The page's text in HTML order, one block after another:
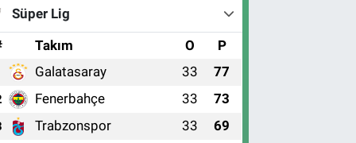
Süper Lig
Takım O P
Galatasaray 33 77
Fenerbahçe 33 73
Trabzonspor 33 69